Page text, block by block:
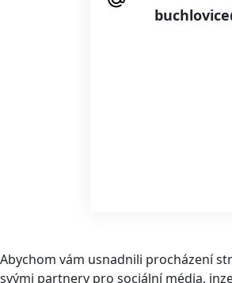
Abychom vám usnadnili procházení
svými partnery pro sociální média,